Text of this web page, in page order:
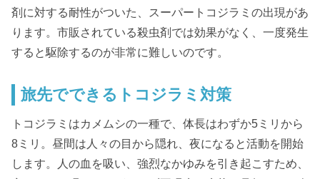
剤に対する耐性がついた、スーパートコジラミの出現があ
ります。市販されている殺虫剤では効果がなく、一度発生
すると駆除するのが非常に難しいのです。
旅先でできるトコジラミ対策
トコジラミはカメムシの一種で、体長はわずか5ミリから
8ミリ。昼間は人々の目から隠れ、夜になると活動を開始
します。人の血を吸い、強烈なかゆみを引き起こすため、